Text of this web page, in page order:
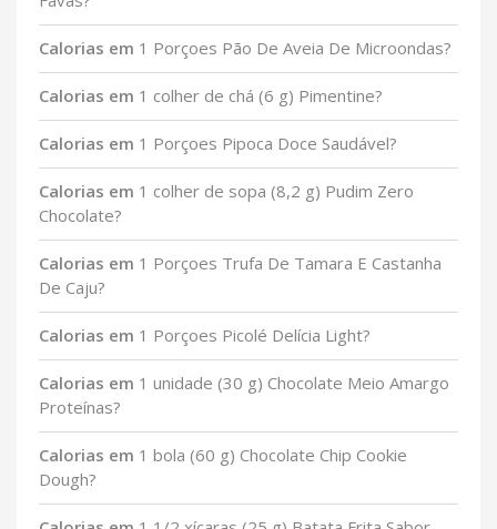
Calorias em 1 Porçoes Pão De Aveia De Microondas?
Calorias em 1 colher de chá (6 g) Pimentine?
Calorias em 1 Porçoes Pipoca Doce Saudável?
Calorias em 1 colher de sopa (8,2 g) Pudim Zero
Chocolate?
Calorias em 1 Porçoes Trufa De Tamara E Castanha
De Caju?
Calorias em 1 Porçoes Picolé Delícia Light?
Calorias em 1 unidade (30 g) Chocolate Meio Amargo
Proteínas?
Calorias em 1 bola (60 g) Chocolate Chip Cookie
Dough?